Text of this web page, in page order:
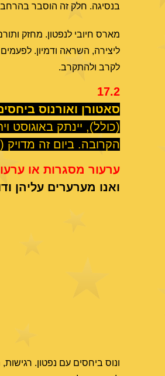
בנסיגה. חלק זה הוסבר
ליצירה, השראה ודמיון.
לקרב ולהתקרב.
17.2
סאטורן ואורנוס
(כולל), יינתק באוגוסט
הקרובה. ביום זה מדויק (17.2), ומקבל חיזוק נוסף מהירח.
ערעור מסגרות או
ואנו מערערים עליהן
ונוס ביחסים עם נפטון.